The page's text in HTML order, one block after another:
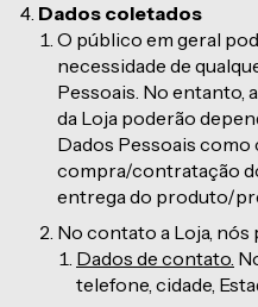
Dados coletados
O público em geral
necessidade de
Pessoais. No entanto,
da Loja poderão
Dados Pessoais
compra/contratação
entrega do produto/
No contato a Loja,
Dados de contato.
telefone, cidade,